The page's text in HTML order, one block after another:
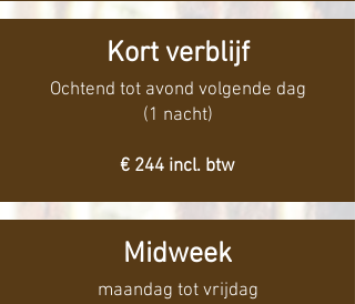
Kort verblijf
Ochtend tot avond volgende dag
(1 nacht)
€ 244 incl. btw
Midweek
maandag tot vrijdag